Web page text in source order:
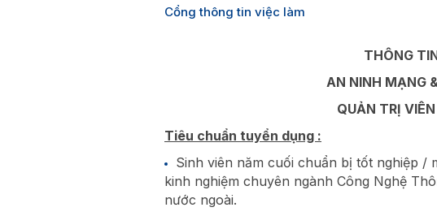
Cổng thông tin việc làm
THÔNG
AN NINH MẠNG
QUẢN TRỊ
Tiêu chuẩn tuyển dụng :
Sinh viên năm cuối chuẩn bị tốt nghiệp /
kinh nghiệm chuyên ngành Công Nghệ
nước ngoài.